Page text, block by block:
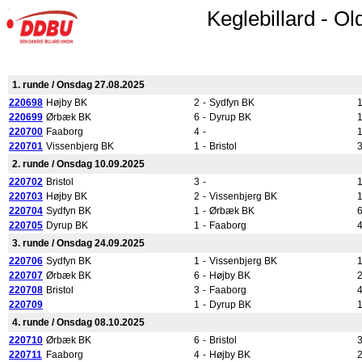
Keglebillard -
1. runde / Onsdag 27.08.2025
220698 Højby BK 2 - Sydfyn BK
1
220699 Ørbæk BK 6 - Dyrup BK
1
220700 Faaborg 4 -
1
220701 Vissenbjerg BK 1 - Bristol
3
2. runde / Onsdag 10.09.2025
220702 Bristol 3 -
1
220703 Højby BK 2 - Vissenbjerg BK
1
220704 Sydfyn BK 1 - Ørbæk BK
6
220705 Dyrup BK 1 - Faaborg
4
3. runde / Onsdag 24.09.2025
220706 Sydfyn BK 1 - Vissenbjerg BK
1
220707 Ørbæk BK 6 - Højby BK
2
220708 Bristol 3 - Faaborg
4
220709
1 - Dyrup BK
1
4. runde / Onsdag 08.10.2025
220710 Ørbæk BK 6 - Bristol
3
220711 Faaborg 4 - Højby BK 2